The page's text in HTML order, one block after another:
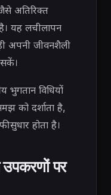
अतिरिक्त
यह लचीलापन
अपनी जीवनशैली
भुगतान विधियों
को दर्शाता है,
सुधार होता है।
पर